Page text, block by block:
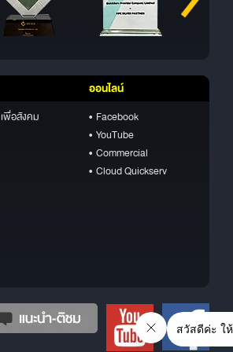
พื่อสังคม
ออนไลน์
• Facebook
• YouTube
• Commercial
• Cloud Quickserv